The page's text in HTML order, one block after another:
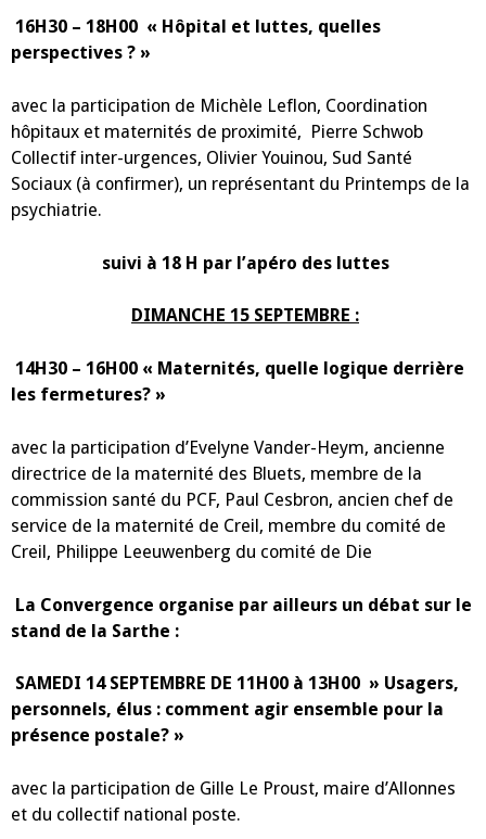
16H30 – 18H00 « Hôpital et luttes, quelles
perspectives ? »
avec la participation de Michèle Leflon, Coordination
hôpitaux et maternités de proximité, Pierre Schwob
Collectif inter-urgences, Olivier Youinou, Sud Santé
Sociaux (à confirmer), un représentant du Printemps de la
psychiatrie.
suivi à 18 H par l’apéro des luttes
DIMANCHE 15 SEPTEMBRE :
14H30 – 16H00 « Maternités, quelle logique derrière
les fermetures? »
avec la participation d’Evelyne Vander-Heym, ancienne
directrice de la maternité des Bluets, membre de la
commission santé du PCF, Paul Cesbron, ancien chef de
service de la maternité de Creil, membre du comité de
Creil, Philippe Leeuwenberg du comité de Die
La Convergence organise par ailleurs un débat sur le
stand de la Sarthe :
SAMEDI 14 SEPTEMBRE DE 11H00 à 13H00 » Usagers,
personnels, élus : comment agir ensemble pour la
présence postale? »
avec la participation de Gille Le Proust, maire d’Allonnes
et du collectif national poste.